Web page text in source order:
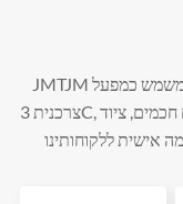
JMTJM משמש כמפעל OEM עבור מותגים מובילים באלקטרוניקה
צרכנית 3C, מכשירי אחסון, מערכות קולנוע ביתי, מכשירים חכמים, ציוד